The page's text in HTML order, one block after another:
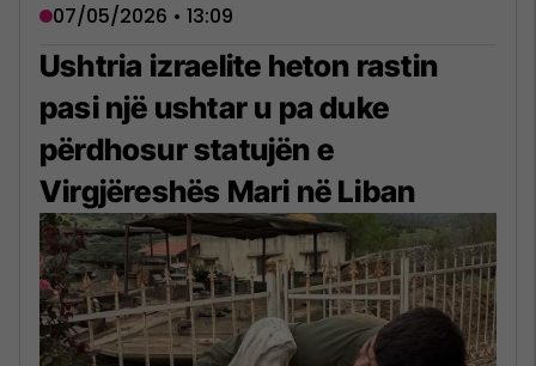
07/05/2026 • 13:09
Ushtria izraelite heton rastin
pasi një ushtar u pa duke
përdhosur statujën e
Virgjëreshës Mari në Liban